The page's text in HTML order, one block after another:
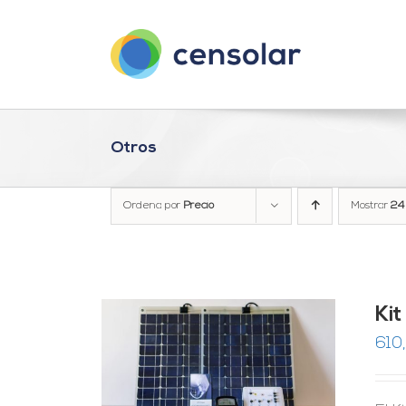
Otros
Ordena por Precio Mostrar 24